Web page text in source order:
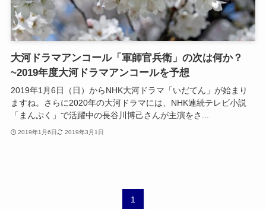
大河ドラマアンコール「軍師官兵衛」の次は何か？
~2019年度大河ドラマアンコールを予想
2019年1月6日（日）からNHK大河ドラマ「いだてん」が始まり
ますね。さらに2020年の大河ドラマには、NHK連続テレビ小説
「まんぷく」で活躍中の長谷川博己さんが主演をさ...
2019年1月6日 2019年3月1日
1